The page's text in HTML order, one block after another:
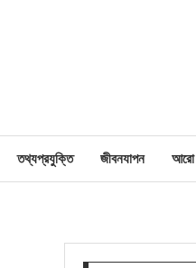
তথ্যপ্রযুক্তি জীবনযাপন আরো